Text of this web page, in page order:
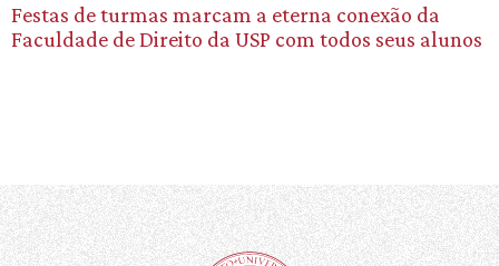
Festas de turmas marcam a eterna conexão da
Faculdade de Direito da USP com todos seus alunos